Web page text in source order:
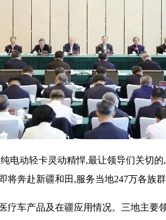
电动轻卡灵动精悍,最让领导们关切
将奔赴新疆和田,服务当地247万各族群
疗车产品及在疆应用情况。三地主要